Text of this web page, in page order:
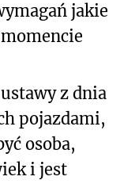
jakie
z dnia
pojazdami,
osoba,
i jest